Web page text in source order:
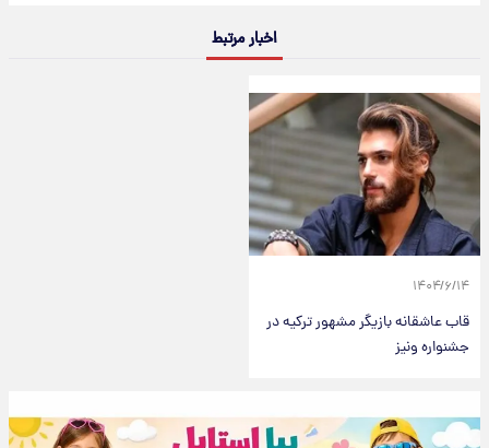
اخبار مرتبط
۱۴۰۴/۶/۱۴
قاب عاشقانه بازیگر مشهور ترکیه در
جشنواره ونیز